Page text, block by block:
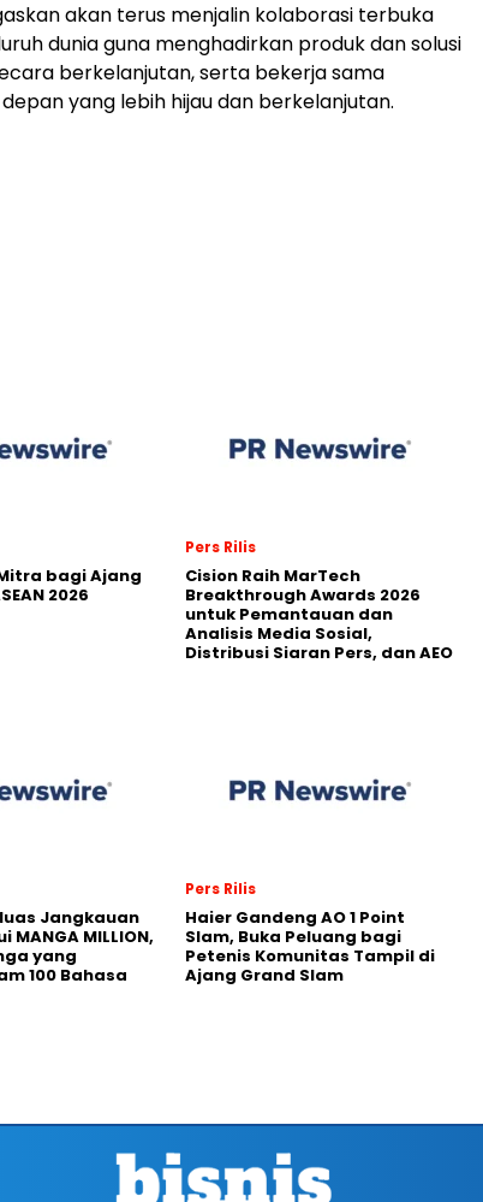
akan terus menjalin kolaborasi terbuka
dunia guna menghadirkan produk dan solusi
berkelanjutan, serta bekerja sama
yang lebih hijau dan berkelanjutan.
bagi Ajang
2026
Pers Rilis
Cision Raih MarTech
Breakthrough Awards 2026
untuk Pemantauan dan
Analisis Media Sosial,
Distribusi Siaran Pers, dan AEO
Jangkauan
MILLION,
yang
100 Bahasa
Pers Rilis
Haier Gandeng AO 1 Point
Slam, Buka Peluang bagi
Petenis Komunitas Tampil di
Ajang Grand Slam